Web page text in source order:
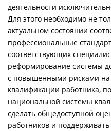
деятельности
Для этого необходимо не
актуальном состоянии
профессиональные
соответствующих
реформирование системы
с повышенными рисками на
квалификации работника,
национальной системы
сделать общедоступной
работников и